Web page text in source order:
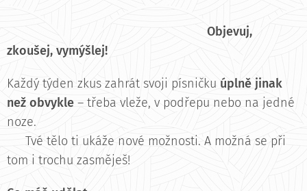
Objevuj,
zkoušej, vymýšlej!
Každý týden zkus zahrát svoji písničku úplně jinak
než obvykle – třeba vleže, v podřepu nebo na jedné
noze.
🎶 Tvé tělo ti ukáže nové možnosti. A možná se při
tom i trochu zasměješ!